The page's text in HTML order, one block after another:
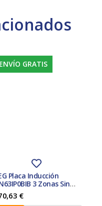
ENVÍO GRATIS
Placa Inducción
3 Zonas Sin
Negra 60 cm
PowerBoost
€